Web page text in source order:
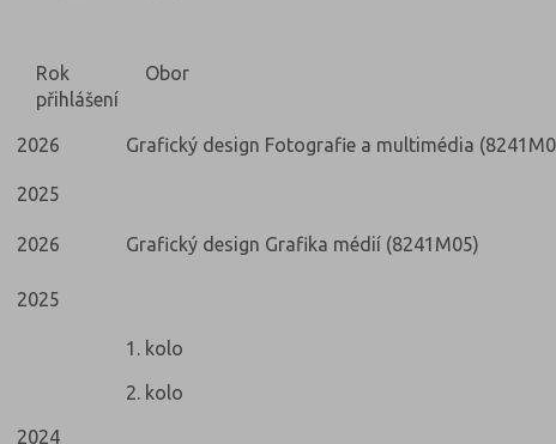
Rok
přihlášení
Obor
2026 Grafický design Fotografie a multimédia
2025
2026 Grafický design Grafika médií (8241M05)
2025
1. kolo
2. kolo
2024